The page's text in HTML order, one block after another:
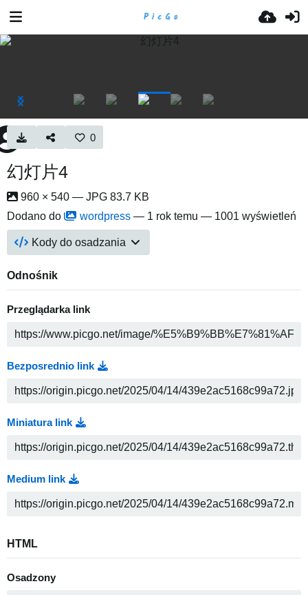
0
幻灯片4
960 × 540 — JPG 83.7 KB
Dodano do
wordpress — 1 rok temu — 1001 wyświetleń
Kody do osadzania
Odnośnik
Przeglądarka link
Bezposrednio link
Miniatura link
Medium link
HTML
Osadzony